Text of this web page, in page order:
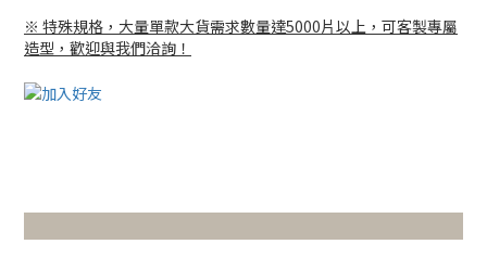
※ 特殊規格，大量單款大貨需求數量達5000片以上，可客製專屬
造型，歡迎與我們洽詢！